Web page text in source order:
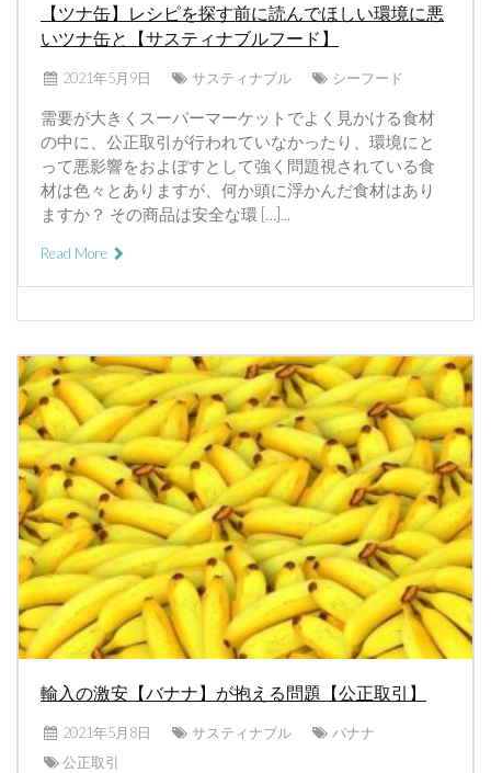
【ツナ缶】レシピを探す前に読んでほしい環境に悪
いツナ缶と【サスティナブルフード】
2021年5月9日 サスティナブル シーフード
需要が大きくスーパーマーケットでよく見かける食材
の中に、公正取引が行われていなかったり、環境にと
って悪影響をおよぼすとして強く問題視されている食
材は色々とありますが、何か頭に浮かんだ食材はあり
ますか？ その商品は安全な環 […]...
Read More
輸入の激安【バナナ】が抱える問題【公正取引】
2021年5月8日 サスティナブル
バナナ
公正取引